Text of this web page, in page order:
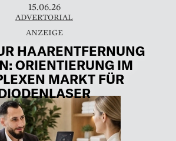
15.06.26
ADVERTORIAL
HAARENTFERNUNG
ORIENTIERUNG IM
MARKT FÜR